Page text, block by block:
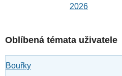
2026
Oblíbená témata uživatele
Bouřky